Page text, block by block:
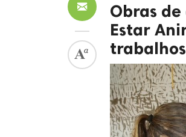
Obras
Estar